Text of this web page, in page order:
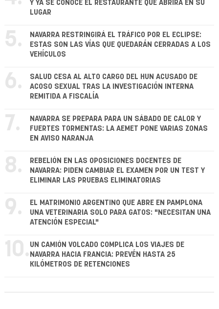
Y YA SE CONOCE EL RESTAURANTE QUE ABRIRÁ EN SU
LUGAR
5.
NAVARRA RESTRINGIRÁ EL TRÁFICO POR EL ECLIPSE:
ESTAS SON LAS VÍAS QUE QUEDARÁN CERRADAS A LOS
VEHÍCULOS
6.
SALUD CESA AL ALTO CARGO DEL HUN ACUSADO DE
ACOSO SEXUAL TRAS LA INVESTIGACIÓN INTERNA
REMITIDA A FISCALÍA
7.
NAVARRA SE PREPARA PARA UN SÁBADO DE CALOR Y
FUERTES TORMENTAS: LA AEMET PONE VARIAS ZONAS
EN AVISO NARANJA
8.
REBELIÓN EN LAS OPOSICIONES DOCENTES DE
NAVARRA: PIDEN CAMBIAR EL EXAMEN POR UN TEST Y
ELIMINAR LAS PRUEBAS ELIMINATORIAS
9.
EL MATRIMONIO ARGENTINO QUE ABRE EN PAMPLONA
UNA VETERINARIA SOLO PARA GATOS: "NECESITAN UNA
ATENCIÓN ESPECIAL"
10. UN CAMIÓN VOLCADO COMPLICA LOS VIAJES DE
NAVARRA HACIA FRANCIA: PREVÉN HASTA 25
KILÓMETROS DE RETENCIONES